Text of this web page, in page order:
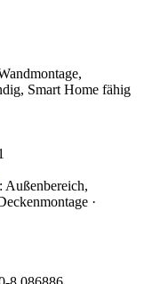
Smart Home fähig
Außenbereich,
·